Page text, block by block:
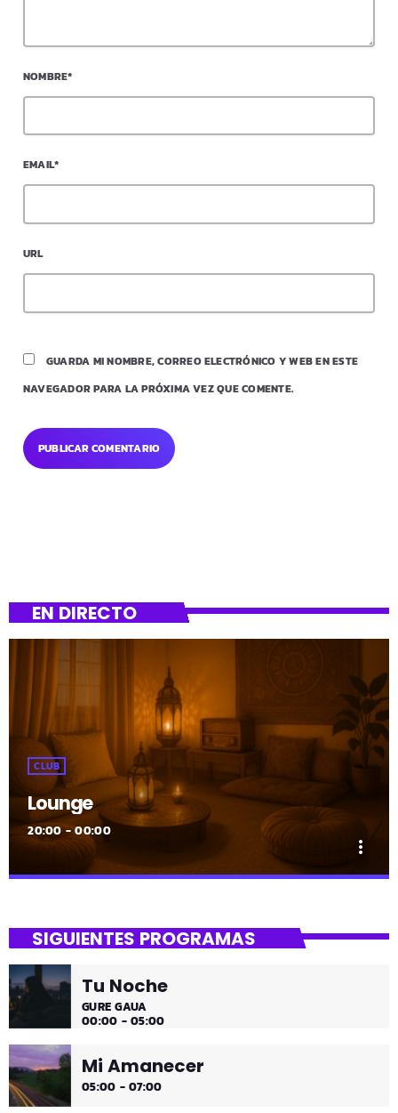
NOMBRE*
EMAIL*
URL
GUARDA MI NOMBRE, CORREO ELECTRÓNICO Y WEB EN ESTE
NAVEGADOR PARA LA PRÓXIMA VEZ QUE COMENTE.
EN DIRECTO
CLUB
Lounge
20:00 - 00:00
more_vert
Hora de desconectar de todo
Es hora de ir desconectando, y qué mejor que hacerlo
con sonidos que nos transportan, tal vez, a islas
paradisíacas. ¿Hace una infusión? ¿Un mojito?
SIGUIENTES PROGRAMAS
Tu Noche
GURE GAUA
00:00 - 05:00
Mi Amanecer
05:00 - 07:00